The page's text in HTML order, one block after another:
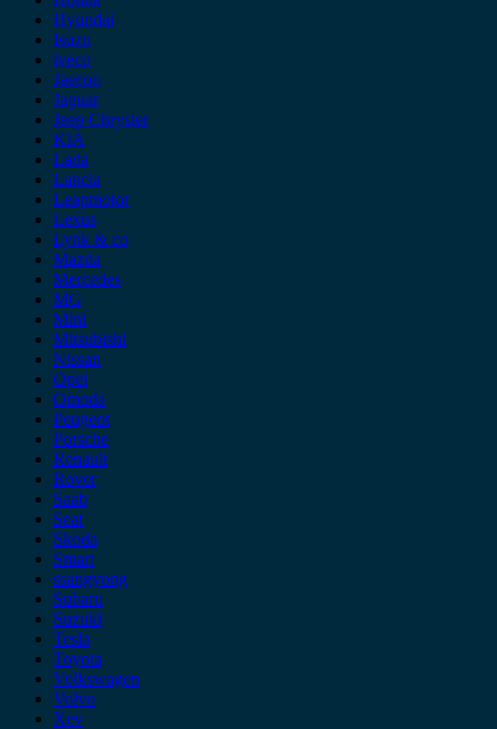
Hyundai
Isuzu
iveco
Jaecoo
Jaguar
Jeep Chrysler
KIA
Lada
Lancia
Leapmotor
Lexus
Lynk & co
Mazda
Mercedes
MG
Mini
Mitsubishi
Nissan
Opel
Omoda
Peugeot
Porsche
Renault
Rover
Saab
Seat
Skoda
Smart
ssangyong
Subaru
Suzuki
Tesla
Toyota
Volkswagen
Volvo
Xev